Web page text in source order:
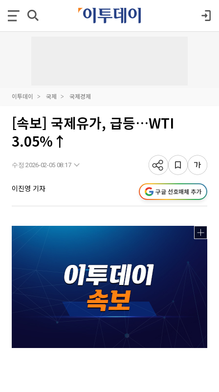
이투데이 국제 국제경제
[속보] 국제유가, 급등…WTI
3.05%↑
수정 2026-02-05 08:17
이진영 기자 구글 선호매체 추가